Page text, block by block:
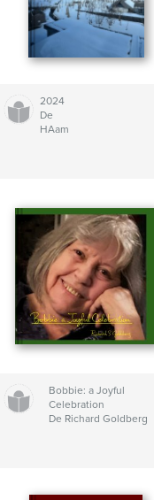
2024
De
HAam
Bobbie: a Joyful
Celebration
De Richard Goldberg